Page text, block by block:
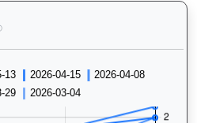
浪漫鬥士（L240）— 過往走位記錄圖